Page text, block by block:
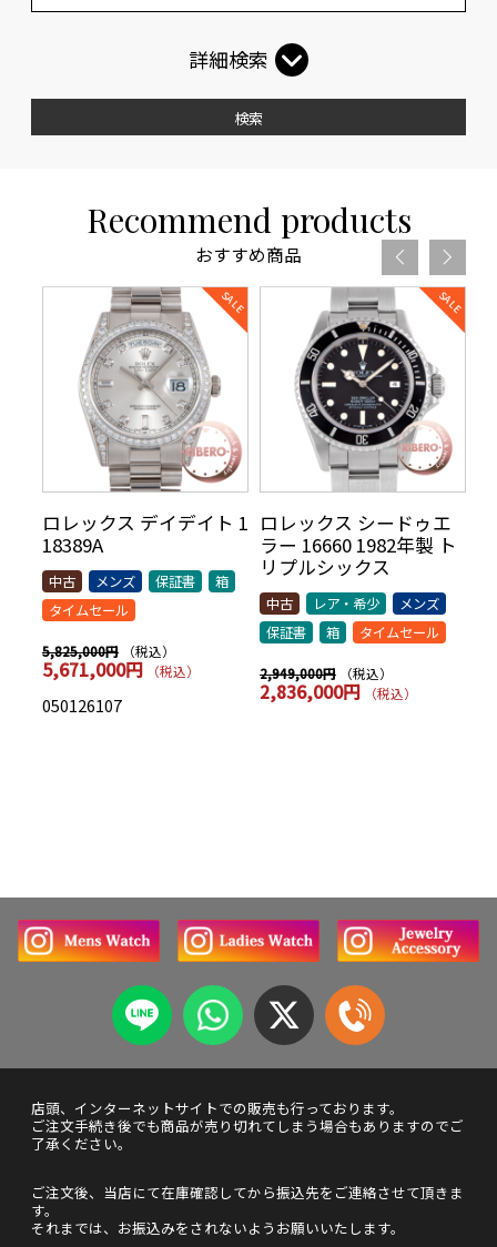
詳細検索
検索
Recommend products
おすすめ商品
ロレックス デイデイト 1
18389A
中古 メンズ 保証書
箱
タイムセール
5,825,000円 （税込）
5,671,000円 （税込）
050126107
ロレックス シードゥエ
ラー 16660 1982年製 ト
リプルシックス
中古 レア・希少
メンズ
保証書
箱 タイムセール
2,949,000円 （税込）
2,836,000円 （税込）
店頭、インターネットサイトでの販売も行っております。
ご注文手続き後でも商品が売り切れてしまう場合もありますのでご
了承ください。
ご注文後、当店にて在庫確認してから振込先をご連絡させて頂きま
す。
それまでは、お振込みをされないようお願いいたします。